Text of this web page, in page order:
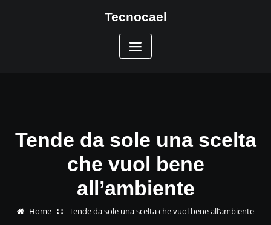
Tecnocael
Tende da sole una scelta
che vuol bene
all’ambiente
Home Tende da sole una scelta che vuol bene all’ambiente